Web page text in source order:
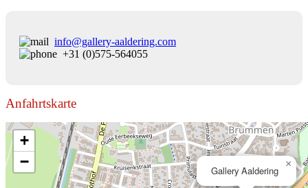
info@gallery-aaldering.com
+31 (0)575-564055
Anfahrtskarte
Gallery Aaldering
×
+
−